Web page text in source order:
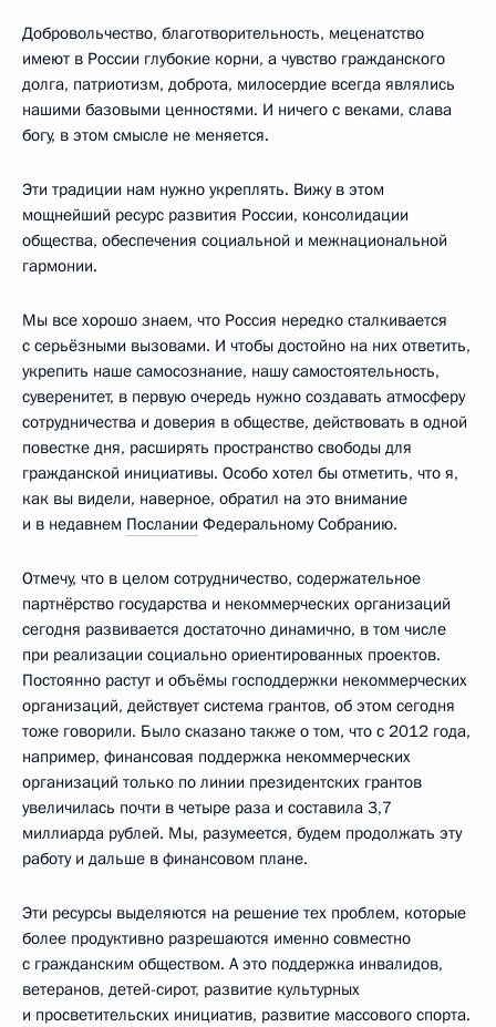
Добровольчество, благотворительность, меценатство
имеют в России глубокие корни, а чувство гражданского
долга, патриотизм, доброта, милосердие всегда являлись
нашими базовыми ценностями. И ничего с веками, слава
богу, в этом смысле не меняется.
Эти традиции нам нужно укреплять. Вижу в этом
мощнейший ресурс развития России, консолидации
общества, обеспечения социальной и межнациональной
гармонии.
Мы все хорошо знаем, что Россия нередко сталкивается
с серьёзными вызовами. И чтобы достойно на них ответить,
укрепить наше самосознание, нашу самостоятельность,
суверенитет, в первую очередь нужно создавать атмосферу
сотрудничества и доверия в обществе, действовать в одной
повестке дня, расширять пространство свободы для
гражданской инициативы. Особо хотел бы отметить, что я,
как вы видели, наверное, обратил на это внимание
и в недавнем Послании Федеральному Собранию.
Отмечу, что в целом сотрудничество, содержательное
партнёрство государства и некоммерческих организаций
сегодня развивается достаточно динамично, в том числе
при реализации социально ориентированных проектов.
Постоянно растут и объёмы господдержки некоммерческих
организаций, действует система грантов, об этом сегодня
тоже говорили. Было сказано также о том, что с 2012 года,
например, финансовая поддержка некоммерческих
организаций только по линии президентских грантов
увеличилась почти в четыре раза и составила 3,7
миллиарда рублей. Мы, разумеется, будем продолжать эту
работу и дальше в финансовом плане.
Эти ресурсы выделяются на решение тех проблем, которые
более продуктивно разрешаются именно совместно
с гражданским обществом. А это поддержка инвалидов,
ветеранов, детей-сирот, развитие культурных
и просветительских инициатив, развитие массового спорта.